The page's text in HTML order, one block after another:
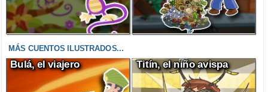
MÁS CUENTOS ILUSTRADOS...
Bulá, el viajero Titín, el niño avispa